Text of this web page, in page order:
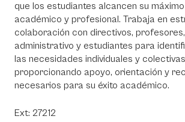
que los estudiantes alcancen su
académico y profesional. Trabaja en
colaboración con directivos,
administrativo y estudiantes para
las necesidades individuales y
proporcionando apoyo, orientación y
necesarios para su éxito académico.
Ext: 27212